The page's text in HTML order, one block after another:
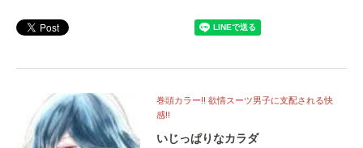
巻頭カラー!! 欲情スーツ男子に支配される快
感!!
いじっぱりなカラダ